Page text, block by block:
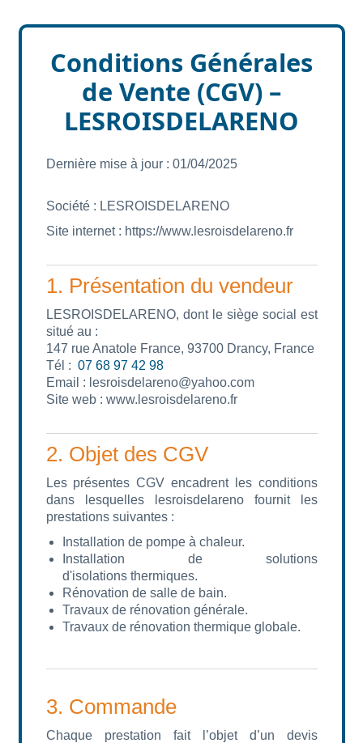
Conditions Générales
de Vente (CGV) –
LESROISDELARENO
Dernière mise à jour : 01/04/2025
Société : LESROISDELARENO
Site internet : https://www.lesroisdelareno.fr
1. Présentation du vendeur
LESROISDELARENO, dont le siège social est
situé au :
147 rue Anatole France, 93700 Drancy, France
Tél : 07 68 97 42 98
Email : lesroisdelareno@yahoo.com
Site web : www.lesroisdelareno.fr
2. Objet des CGV
Les présentes CGV encadrent les conditions
dans lesquelles lesroisdelareno fournit les
prestations suivantes :
Installation de pompe à chaleur.
Installation de solutions
d'isolations thermiques.
Rénovation de salle de bain.
Travaux de rénovation générale.
Travaux de rénovation thermique globale.
3. Commande
Chaque prestation fait l’objet d’un devis